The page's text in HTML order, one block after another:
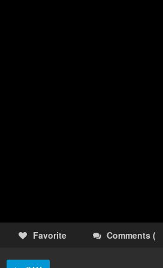
Favorite Comments (